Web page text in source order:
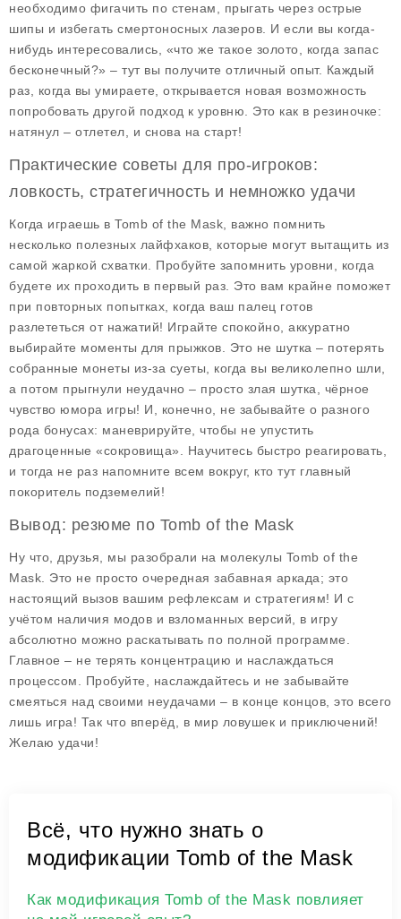
необходимо фигачить по стенам, прыгать через острые
шипы и избегать смертоносных лазеров. И если вы когда-
нибудь интересовались, «что же такое золото, когда запас
бесконечный?» – тут вы получите отличный опыт. Каждый
раз, когда вы умираете, открывается новая возможность
попробовать другой подход к уровню. Это как в резиночке:
натянул – отлетел, и снова на старт!
Практические советы для про-игроков:
ловкость, стратегичность и немножко удачи
Когда играешь в Tomb of the Mask, важно помнить
несколько полезных лайфхаков, которые могут вытащить из
самой жаркой схватки. Пробуйте запомнить уровни, когда
будете их проходить в первый раз. Это вам крайне поможет
при повторных попытках, когда ваш палец готов
разлететься от нажатий! Играйте спокойно, аккуратно
выбирайте моменты для прыжков. Это не шутка – потерять
собранные монеты из-за суеты, когда вы великолепно шли,
а потом прыгнули неудачно – просто злая шутка, чёрное
чувство юмора игры! И, конечно, не забывайте о разного
рода бонусах: маневрируйте, чтобы не упустить
драгоценные «сокровища». Научитесь быстро реагировать,
и тогда не раз напомните всем вокруг, кто тут главный
покоритель подземелий!
Вывод: резюме по Tomb of the Mask
Ну что, друзья, мы разобрали на молекулы Tomb of the
Mask . Это не просто очередная забавная аркада; это
настоящий вызов вашим рефлексам и стратегиям! И с
учётом наличия модов и взломанных версий, в игру
абсолютно можно раскатывать по полной программе.
Главное – не терять концентрацию и наслаждаться
процессом. Пробуйте, наслаждайтесь и не забывайте
смеяться над своими неудачами – в конце концов, это всего
лишь игра! Так что вперёд, в мир ловушек и приключений!
Желаю удачи!
Всё, что нужно знать о
модификации Tomb of the Mask
Как модификация Tomb of the Mask повлияет